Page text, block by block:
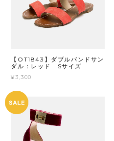
【OT1843】ダブルバンドサン
ダル：レッド Sサイズ
¥3,300